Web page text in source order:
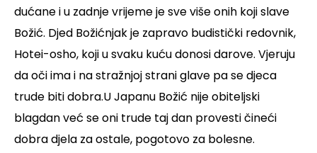
dućane i u zadnje vrijeme je sve više onih koji slave
Božić. Djed Božićnjak je zapravo budistički redovnik,
Hotei-osho, koji u svaku kuću donosi darove. Vjeruju
da oči ima i na stražnjoj strani glave pa se djeca
trude biti dobra.U Japanu Božić nije obiteljski
blagdan već se oni trude taj dan provesti čineći
dobra djela za ostale, pogotovo za bolesne.